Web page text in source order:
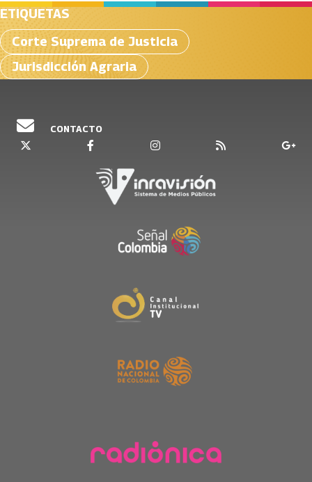
ETIQUETAS
Corte Suprema de Justicia
Jurisdicción Agraria
CONTACTO